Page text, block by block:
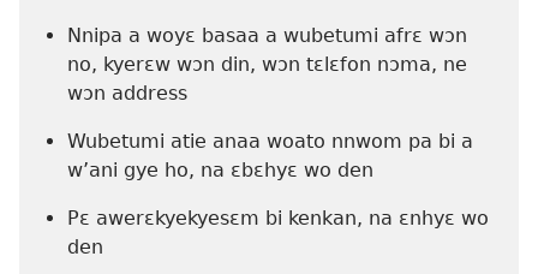
Nnipa a woyɛ basaa a wubetumi afrɛ wɔn
no, kyerɛw wɔn din, wɔn tɛlɛfon nɔma, ne
wɔn address
Wubetumi atie anaa woato nnwom pa bi a
w’ani gye ho, na ɛbɛhyɛ wo den
Pɛ awerɛkyekyesɛm bi kenkan, na ɛnhyɛ wo
den